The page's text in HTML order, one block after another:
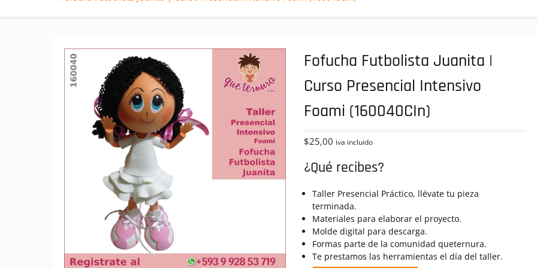
Fofucha Futbolista Juanita |
Curso Presencial Intensivo
Foami (160040CIn)
$25,00 iva incluido
¿Qué recibes?
Taller Presencial Práctico, llévate tu pieza
terminada.
Materiales para elaborar el proyecto.
Molde digital para descarga.
Formas parte de la comunidad queternura.
Te prestamos las herramientas el día del taller.